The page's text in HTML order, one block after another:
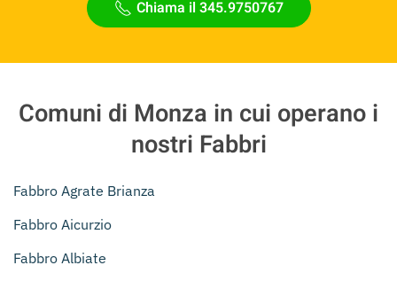
Chiama il 345.9750767
Comuni di Monza in cui operano i
nostri Fabbri
Fabbro Agrate Brianza
Fabbro Aicurzio
Fabbro Albiate